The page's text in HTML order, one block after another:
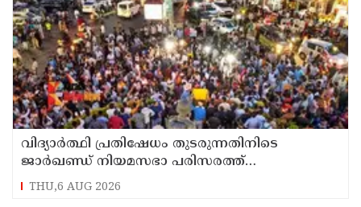
വിദ്യാര്‍ത്ഥി പ്രതിഷേധം തുടരുന്നതിനിടെ
ജാര്‍ഖണ്ഡ് നിയമസഭാ പരിസരത്ത്
നിരോധനാജ്ഞ
THU,6 AUG 2026